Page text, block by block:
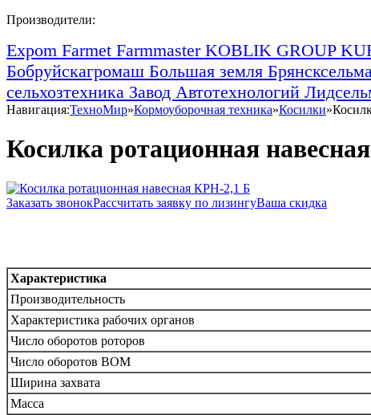
Производители:
Expom Farmet Farmmaster KOBLIK GROUP
Бобруйскагромаш Большая земля
сельхозтехника Завод Автотехнологий
Навигация:ТехноМир»Кормоуборочная техника»Косилки»
Косилка ротационная
Заказать звонокРассчитать заявку по лизингуВаша скидка
Характеристика
Производительность
Характеристика рабочих органов
Число оборотов роторов
Число оборотов ВОМ
Ширина захвата
Масса